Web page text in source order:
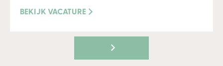
BEKIJK VACATURE